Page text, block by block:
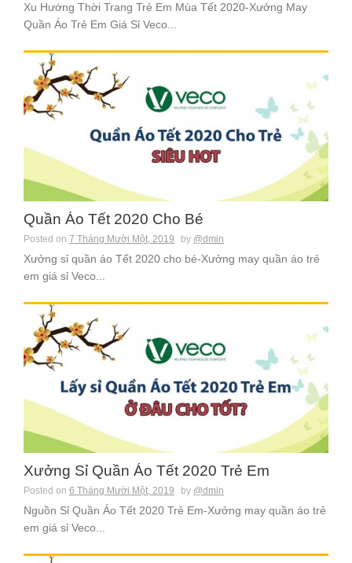
Xu Hướng Thời Trang Trẻ Em Mùa Tết 2020-Xưởng May
Quần Áo Trẻ Em Giá Sỉ Veco...
Quần Áo Tết 2020 Cho Bé
Posted on 7 Tháng Mười Một, 2019 by @dmin
Xưởng sỉ quần áo Tết 2020 cho bé-Xưởng may quần áo trẻ
em giá sỉ Veco...
Xưởng Sỉ Quần Áo Tết 2020 Trẻ Em
Posted on 6 Tháng Mười Một, 2019 by @dmin
Nguồn Sỉ Quần Áo Tết 2020 Trẻ Em-Xưởng may quần áo trẻ
em giá sỉ Veco...